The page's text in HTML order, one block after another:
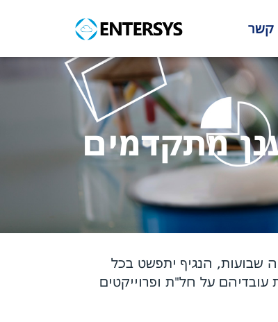
קשר
מתקדמים
שבועות, הנגיף יתפשט בכל
על חל"ת ופרוייקטים